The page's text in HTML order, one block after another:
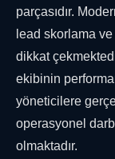
parçasıdır.
lead skorlama
dikkat
ekibinin
yöneticilere
operasyonel
olmaktadır.